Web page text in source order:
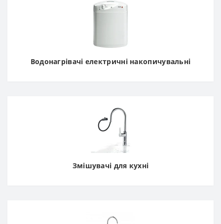
Водонагрівачі електричні накопичувальні
Змішувачі для кухні